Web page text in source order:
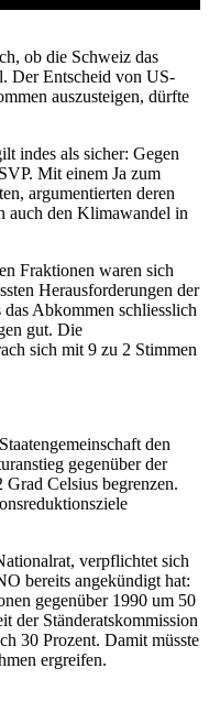
ob die Schweiz das
Der Entscheid von US-
auszusteigen, dürfte
indes als sicher: Gegen
Mit einem Ja zum
argumentierten deren
auch den Klimawandel in
Fraktionen waren sich
Herausforderungen der
Abkommen schliesslich
gut. Die
sich mit 9 zu 2 Stimmen
den
gegenüber der
Celsius begrenzen.
verpflichtet sich
bereits angekündigt hat:
gegenüber 1990 um 50
der Ständeratskommission
30 Prozent. Damit müsste
ergreifen.